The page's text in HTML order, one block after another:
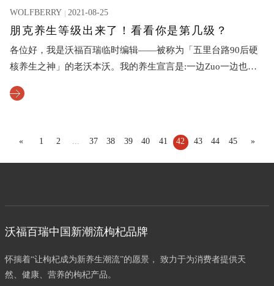
WOLFBERRY 2021-08-25
朋克养生等级出来了！看看你是第几级？
各位好，我是沃福百瑞临时编辑——被称为「五里台路90后硬
核养生之神」的老沃本沃。我的养生宣言是:一边Zuo一边也不
« 1 2 ... 37 38 39 40 41 42 43 44 45 »
沃福百瑞中国新潮流枸杞品牌
怀揣着“让枸杞成为新养生潮流”的愿景， 致力于为消费者提供天
然、健康、营养的枸杞产品。